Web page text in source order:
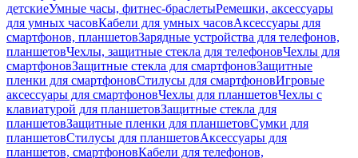
детскиеУмные часы, фитнес-браслетыРемешки, аксессуары
для умных часовКабели для умных часовАксессуары для
смартфонов, планшетовЗарядные устройства для телефонов,
планшетовЧехлы, защитные стекла для телефоновЧехлы для
смартфоновЗащитные стекла для смартфоновЗащитные
пленки для смартфоновСтилусы для смартфоновИгровые
аксессуары для смартфоновЧехлы для планшетовЧехлы с
клавиатурой для планшетовЗащитные стекла для
планшетовЗащитные пленки для планшетовСумки для
планшетовСтилусы для планшетовАксессуары для
планшетов, смартфоновКабели для телефонов,